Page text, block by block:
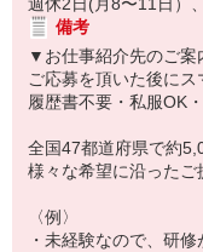
備考
▼お仕事紹介先のご案
ご応募を頂いた後にス
履歴書不要・私服OK
全国47都道府県で約
様々な希望に沿ったご
〈例〉
・未経験なので、研